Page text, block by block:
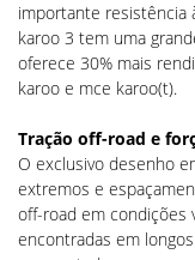
importante resistência
karoo 3 tem uma
oferece 30% mais
karoo e mce karoo(t).
Tração off-road e
O exclusivo desenho
extremos e
off-road em condições
encontradas em